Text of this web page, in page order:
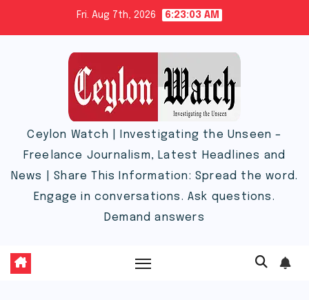
Fri. Aug 7th, 2026 6:23:04 AM
Ceylon Watch | Investigating the Unseen –
Freelance Journalism, Latest Headlines and
News | Share This Information: Spread the word.
Engage in conversations. Ask questions.
Demand answers